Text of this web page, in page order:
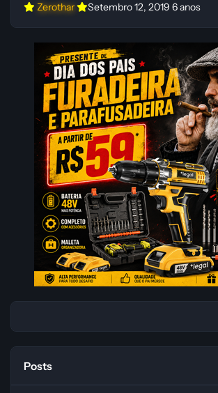
Zerothar Setembro 12, 20196 anos
Posts